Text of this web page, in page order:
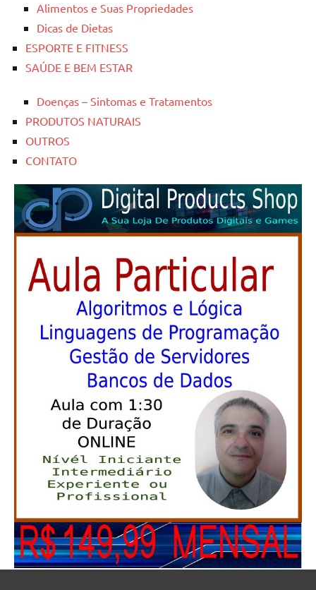
Alimentos e Suas Propriedades
Dicas de Dietas
ESPORTE E FITNESS
SAÚDE E BEM ESTAR
Doenças – Sintomas e Tratamentos
PRODUTOS NATURAIS
OUTROS
CONTATO